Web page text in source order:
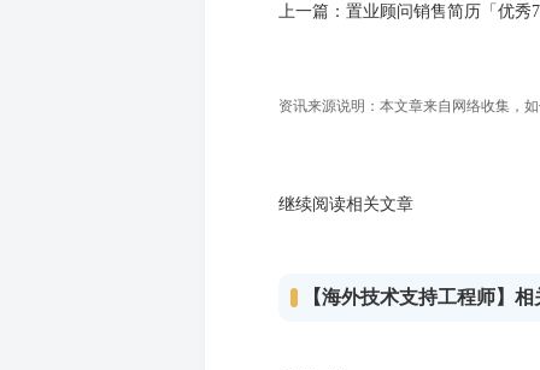
上一篇： 置业顾问销售简历「优秀
资讯来源说明：本文章来自网络收集，
继续阅读相关文章
【海外技术支持工程师】